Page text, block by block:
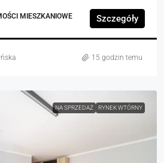
MIESZKANIOWE Szczegóły
15 godzin temu
NA SPRZEDAŻ RYNEK WTÓRNY